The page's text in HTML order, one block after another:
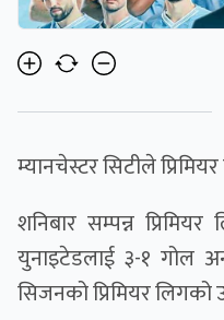
म्यानचेस्टर सिटीले
शनिबार सम्पन्न
युनाइटेडलाई ३-१ गोल
सिजनको प्रिमियर लिगको